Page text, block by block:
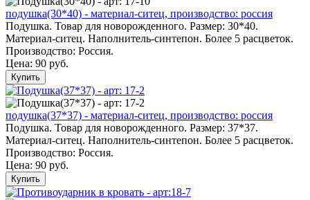
подушка(30*40) - материал-ситец, производство: россия
Подушка. Товар для новорожденного. Размер: 30*40.
Материал-ситец. Наполнитель-синтепон. Более 5 расцветок.
Производство: Россия.
Цена: 90 руб.
Купить
подушка(37*37) - материал-ситец, производство: россия
Подушка. Товар для новорожденного. Размер: 37*37.
Материал-ситец. Наполнитель-синтепон. Более 5 расцветок.
Производство: Россия.
Цена: 90 руб.
Купить